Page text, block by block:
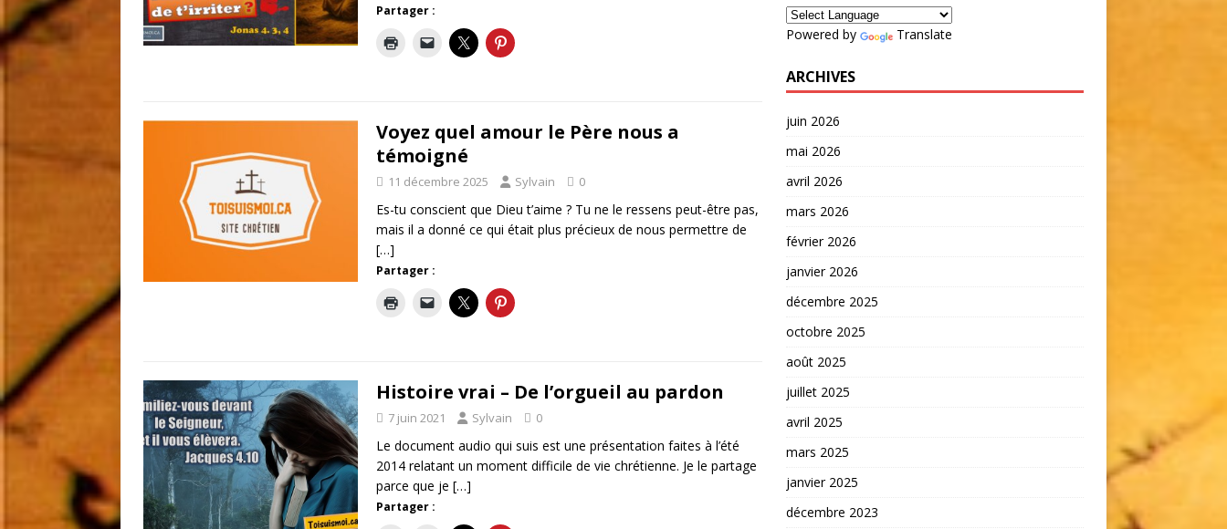
Partager :
Voyez quel amour le Père nous a
témoigné
11 décembre 2025 Sylvain 0
Es-tu conscient que Dieu t’aime ? Tu ne le ressens peut-être pas,
mais il a donné ce qui était plus précieux de nous permettre de
[…]
Partager :
Histoire vrai – De l’orgueil au pardon
7 juin 2021 Sylvain 0
Le document audio qui suis est une présentation faites à l’été
2014 relatant un moment difficile de vie chrétienne. Je le partage
parce que je […]
Partager :
Powered by Translate
ARCHIVES
juin 2026
mai 2026
avril 2026
mars 2026
février 2026
janvier 2026
décembre 2025
octobre 2025
août 2025
juillet 2025
avril 2025
mars 2025
janvier 2025
décembre 2023